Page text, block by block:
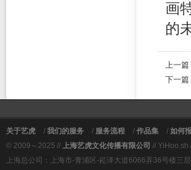
画
的
上一篇
下一篇
关于艺虎 / 我们的服务 / 服务流程 / 作品集 / 如何
© 2009～2025 // 上海艺虎文化传播有限公司 // YiHoo.sh
上海总公司：上海市-青浦区-崧泽大道6066弄36号楼三层